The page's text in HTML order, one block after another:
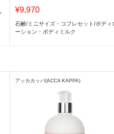
¥9,970
石鹸/ ミニサイズ・コフレセット/ボディ
ーション・ボディミルク
アッカカッパ(ACCA KAPPA)